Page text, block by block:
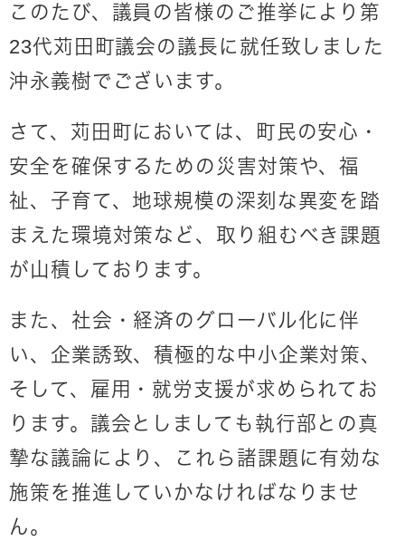
このたび、議員の皆様のご推挙により第
23代苅田町議会の議長に就任致しました
沖永義樹でございます。
さて、苅田町においては、町民の安心・
安全を確保するための災害対策や、福
祉、子育て、地球規模の深刻な異変を踏
まえた環境対策など、取り組むべき課題
が山積しております。
また、社会・経済のグローバル化に伴
い、企業誘致、積極的な中小企業対策、
そして、雇用・就労支援が求められてお
ります。議会としましても執行部との真
摯な議論により、これら諸課題に有効な
施策を推進していかなければなりませ
ん。